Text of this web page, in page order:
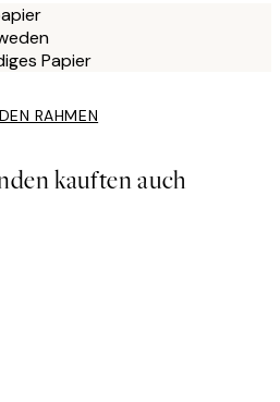
Papier
RAHMEN
kauften auch